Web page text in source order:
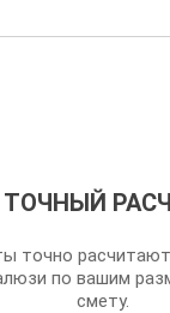
ТОЧНЫЙ
точно
по вашим
смету.